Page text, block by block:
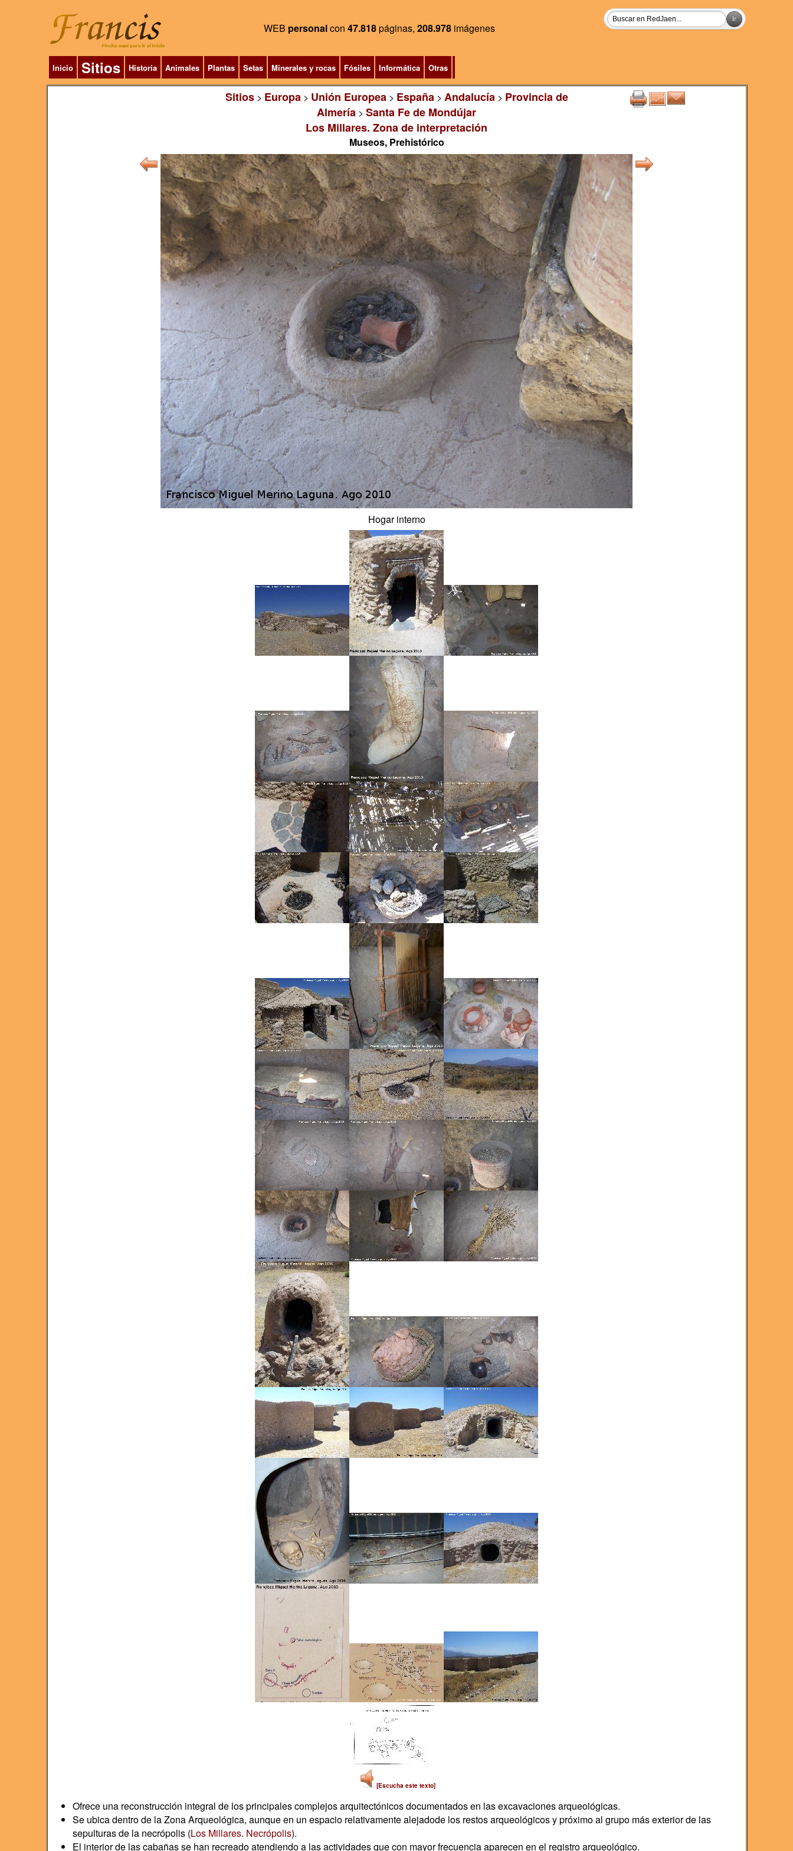
WEB personalcon 47.818páginas, 208.978 imágenes
Inicio Sitios Historia Animales Plantas Setas Minerales y rocas Fósiles Informática Otras
Sitios> Europa> Unión Europea> España> Andalucía> Provincia de
Almería > Santa Fe de Mondújar
Los Millares. Zona de interpretación
Museos, Prehistórico
Hogar interno
[Escucha este texto]
Ofrece una reconstrucción integral de los principales complejos arquitectónicos documentados en las excavaciones arqueológicas.
Se ubica dentro de la Zona Arqueológica, aunque en un espacio relativamente alejadode los restos arqueológicos y próximo al grupo más exterior de las
sepulturas de la necrópolis (Los Millares. Necrópolis).
El interior de las cabañas se han recreado atendiendo a las actividades que con mayor frecuencia aparecen en el registro arqueológico.